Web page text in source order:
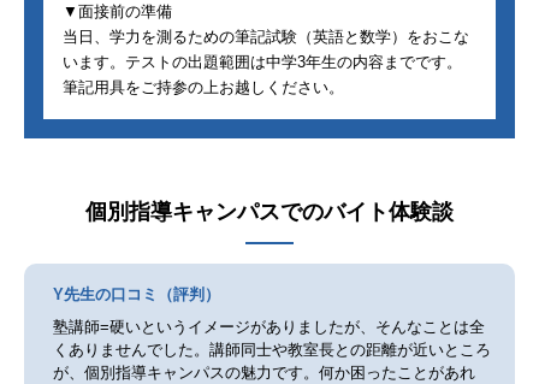
▼面接前の準備
当日、学力を測るための筆記試験（英語と数学）をおこな
います。テストの出題範囲は中学3年生の内容までです。
筆記用具をご持参の上お越しください。
個別指導キャンパスでのバイト体験談
Y先生の口コミ（評判）
塾講師=硬いというイメージがありましたが、そんなことは全
くありませんでした。講師同士や教室長との距離が近いところ
が、個別指導キャンパスの魅力です。何か困ったことがあれ